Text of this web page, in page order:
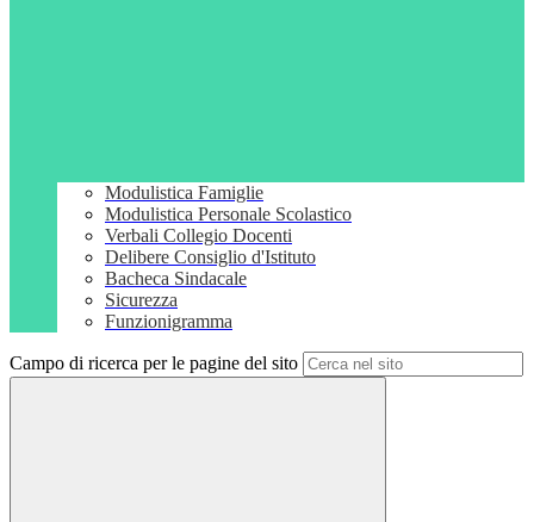
Modulistica Famiglie
Modulistica Personale Scolastico
Verbali Collegio Docenti
Delibere Consiglio d'Istituto
Bacheca Sindacale
Sicurezza
Funzionigramma
Campo di ricerca per le pagine del sito